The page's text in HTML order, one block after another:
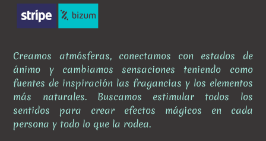
Creamos atmósferas, conectamos con estados de
ánimo y cambiamos sensaciones teniendo como
fuentes de inspiración las fragancias y los elementos
más naturales. Buscamos estimular todos los
sentidos para crear efectos mágicos en cada
persona y todo lo que la rodea.